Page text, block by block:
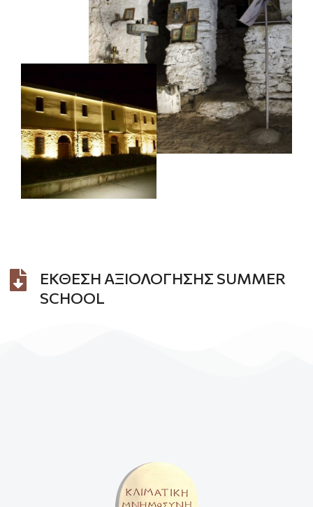
ΕΚΘΕΣΗ ΑΞΙΟΛΟΓΗΣΗΣ SUMMER
SCHOOL